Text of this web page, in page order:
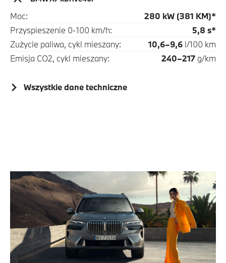
Moc:
280 kW (381 KM)*
Przyspieszenie 0-100 km/h:
5,8 s*
Zużycie paliwa, cykl mieszany:
10,6–9,6 l/100 km
Emisja CO2, cykl mieszany:
240–217 g/km
Wszystkie dane techniczne